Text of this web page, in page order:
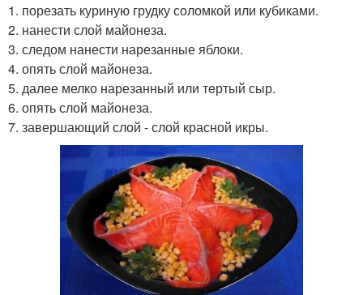
1. порезать куриную грудку соломкой или кубиками.
2. нанести слой майонеза.
3. следом нанести нарезанные яблоки.
4. опять слой майонеза.
5. далее мелко нарезанный или тeртый сыр.
6. опять слой майонеза.
7. завершающий слой - слой красной икры.